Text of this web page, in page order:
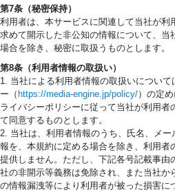
第7条（秘密保持）
利用者は、本サービスに関連して当社が利
求めて開示した非公知の情報について、当
場合を除き、秘密に取扱うものとします。
第8条（利用者情報の取扱い）
1. 当社による利用者情報の取扱いについ
ー（ https://media-engine.jp/policy/）の定
ライバシーポリシーに従って当社が利用
て同意するものとします。
2. 当社は、利用者情報のうち、氏名、メ
報を、本規約に定める場合を除き、利用者
提供しません。ただし、下記各号記載事由
社の非開示等義務は免除され、また当社か
の情報漏洩等により利用者が被った損害に